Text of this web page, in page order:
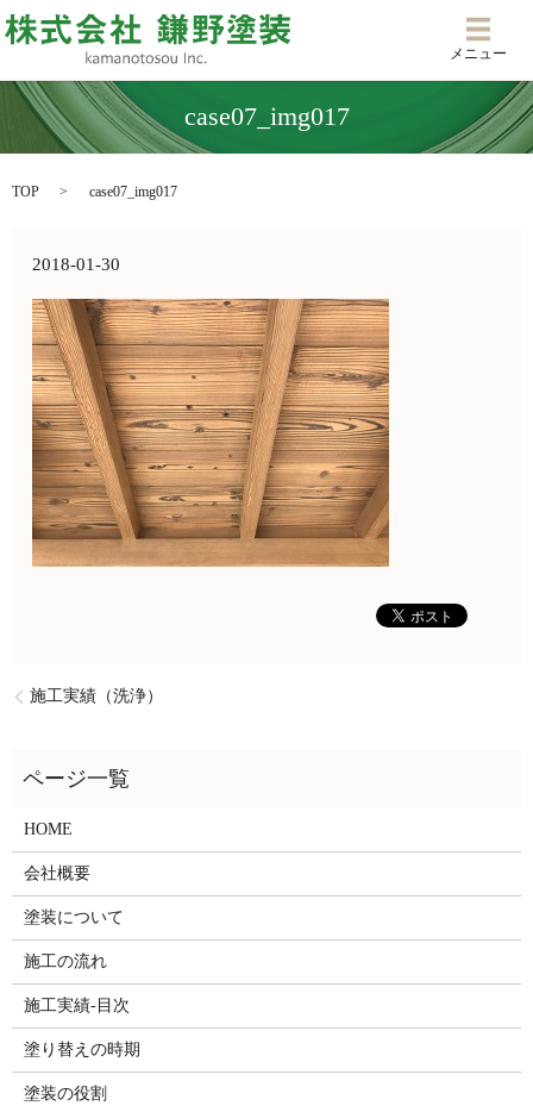
メニ
メニュー
case07_img017
TOP case07_img017
2018-01-30
施工実績（洗浄）
HOME
会社概要
塗装について
施工の流れ
施工実績-目次
塗り替えの時期
塗装の役割